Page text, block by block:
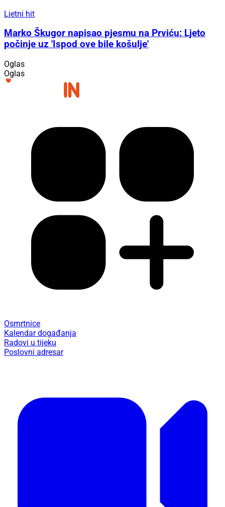
Ljetni hit
Marko Škugor napisao pjesmu na Prviću: Ljeto
počinje uz 'Ispod ove bile košulje'
Oglas
Oglas
Osmrtnice
Kalendar događanja
Radovi u tijeku
Poslovni adresar